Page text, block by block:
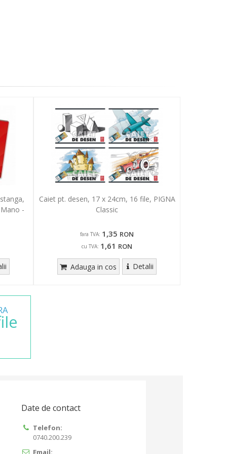
-
Caiet pt. desen, 17 x 24cm, 16 file, PIGNA
Classic
fara TVA: 1,35 RON
cu TVA: 1,61 RON
Adauga in cos Detalii
Date de contact
Telefon:
0740.200.239
Email: